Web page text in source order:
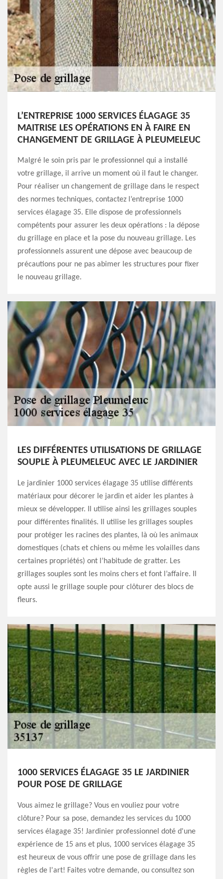
L’ENTREPRISE 1000 SERVICES ÉLAGAGE 35
MAITRISE LES OPÉRATIONS EN À FAIRE EN
CHANGEMENT DE GRILLAGE À PLEUMELEUC
Malgré le soin pris par le professionnel qui a installé
votre grillage, il arrive un moment où il faut le changer.
Pour réaliser un changement de grillage dans le respect
des normes techniques, contactez l’entreprise 1000
services élagage 35. Elle dispose de professionnels
compétents pour assurer les deux opérations : la dépose
du grillage en place et la pose du nouveau grillage. Les
professionnels assurent une dépose avec beaucoup de
précautions pour ne pas abimer les structures pour fixer
le nouveau grillage.
LES DIFFÉRENTES UTILISATIONS DE GRILLAGE
SOUPLE À PLEUMELEUC AVEC LE JARDINIER
Le jardinier 1000 services élagage 35 utilise différents
matériaux pour décorer le jardin et aider les plantes à
mieux se développer. Il utilise ainsi les grillages souples
pour différentes finalités. Il utilise les grillages souples
pour protéger les racines des plantes, là où les animaux
domestiques (chats et chiens ou même les volailles dans
certaines propriétés) ont l’habitude de gratter. Les
grillages souples sont les moins chers et font l’affaire. Il
opte aussi le grillage souple pour clôturer des blocs de
fleurs.
1000 SERVICES ÉLAGAGE 35 LE JARDINIER
POUR POSE DE GRILLAGE
Vous aimez le grillage? Vous en vouliez pour votre
clôture? Pour sa pose, demandez les services du 1000
services élagage 35! Jardinier professionnel doté d'une
expérience de 15 ans et plus, 1000 services élagage 35
est heureux de vous offrir une pose de grillage dans les
règles de l'art! Faites votre demande, ou consultez son